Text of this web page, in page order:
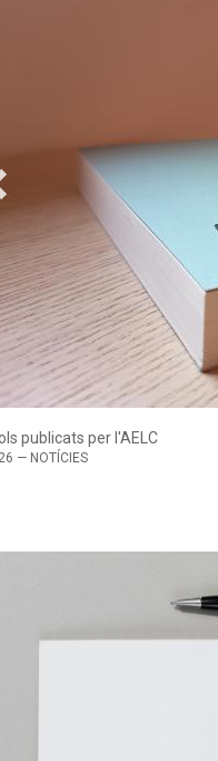
reivindiquen un model de
— NOTÍCIES